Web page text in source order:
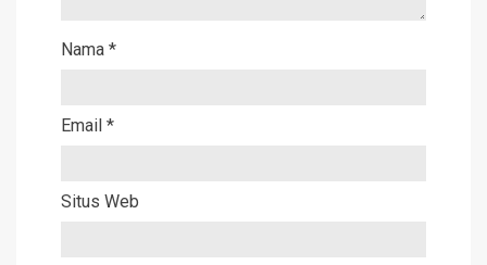
Nama *
Email *
Situs Web